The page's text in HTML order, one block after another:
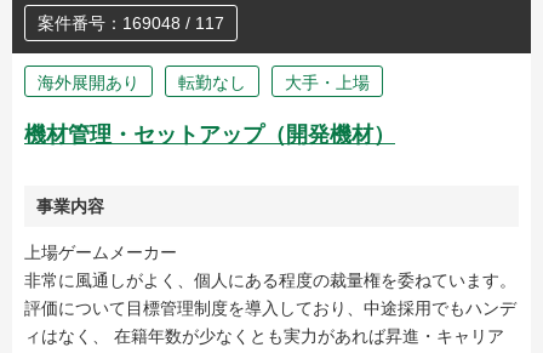
案件番号：169048 / 117
海外展開あり 転勤なし 大手・上場
機材管理・セットアップ（開発機材）
事業内容
上場ゲームメーカー
非常に風通しがよく、個人にある程度の裁量権を委ねています。
評価について目標管理制度を導入しており、中途採用でもハンデ
ィはなく、 在籍年数が少なくとも実力があれば昇進・キャリア